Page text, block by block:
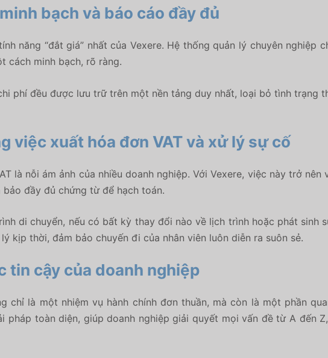
bạch và báo cáo đầy đủ
năng “đắt giá” nhất của Vexere. Hệ thống quản lý chuyên nghiệp
cách minh bạch, rõ ràng.
phí đều được lưu trữ trên một nền tảng duy nhất, loại bỏ tình
việc xuất hóa đơn VAT và xử lý sự cố
là nỗi ám ảnh của nhiều doanh nghiệp. Với Vexere, việc này trở
đầy đủ chứng từ để hạch toán.
di chuyển, nếu có bất kỳ thay đổi nào về lịch trình hoặc phát sinh
kịp thời, đảm bảo chuyến đi của nhân viên luôn diễn ra suôn sẻ.
tin cậy của doanh nghiệp
chỉ là một nhiệm vụ hành chính đơn thuần, mà còn là một phần
pháp toàn diện, giúp doanh nghiệp giải quyết mọi vấn đề từ A đến